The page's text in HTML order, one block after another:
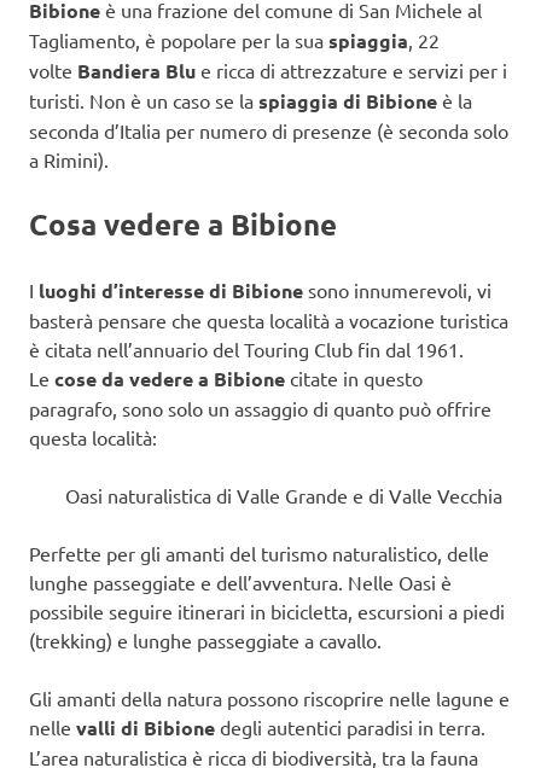
Bibione è una frazione del comune di San Michele al
Tagliamento, è popolare per la sua spiaggia, 22
volte Bandiera Blu e ricca di attrezzature e servizi per i
turisti. Non è un caso se la spiaggia di Bibione è la
seconda d’Italia per numero di presenze (è seconda solo
a Rimini).
Cosa vedere a Bibione
I luoghi d’interesse di Bibione sono innumerevoli, vi
basterà pensare che questa località a vocazione turistica
è citata nell’annuario del Touring Club fin dal 1961.
Le cose da vedere a Bibione citate in questo
paragrafo, sono solo un assaggio di quanto può offrire
questa località:
Oasi naturalistica di Valle Grande e di Valle Vecchia
Perfette per gli amanti del turismo naturalistico, delle
lunghe passeggiate e dell’avventura. Nelle Oasi è
possibile seguire itinerari in bicicletta, escursioni a piedi
(trekking) e lunghe passeggiate a cavallo.
Gli amanti della natura possono riscoprire nelle lagune e
nelle valli di Bibione degli autentici paradisi in terra.
L’area naturalistica è ricca di biodiversità, tra la fauna